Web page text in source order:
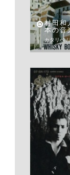
村田和
本の音
カタリベ /